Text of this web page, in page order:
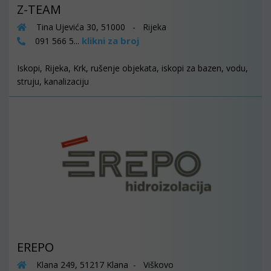
Z-TEAM
Tina Ujevića 30, 51000 - Rijeka
091 566 5... klikni za broj
Iskopi, Rijeka, Krk, rušenje objekata, iskopi za bazen, vodu,
struju, kanalizaciju
EREPO
Klana 249, 51217 Klana - Viškovo